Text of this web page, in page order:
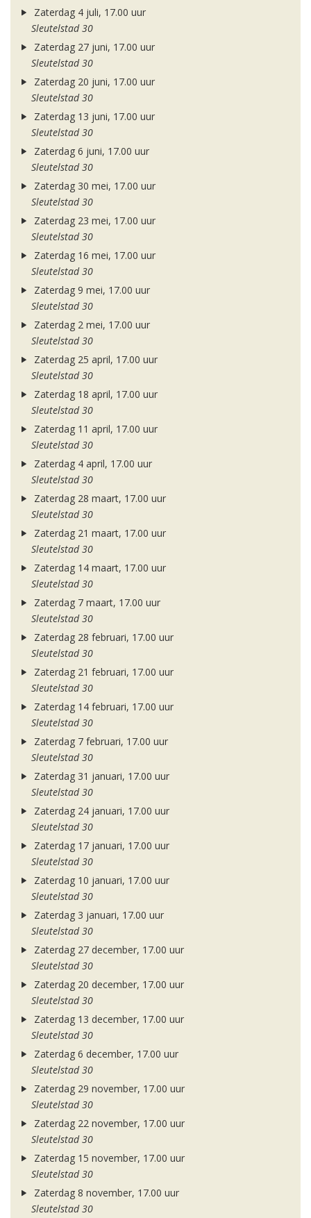
Zaterdag 4 juli, 17.00 uur
Sleutelstad 30
Zaterdag 27 juni, 17.00 uur
Sleutelstad 30
Zaterdag 20 juni, 17.00 uur
Sleutelstad 30
Zaterdag 13 juni, 17.00 uur
Sleutelstad 30
Zaterdag 6 juni, 17.00 uur
Sleutelstad 30
Zaterdag 30 mei, 17.00 uur
Sleutelstad 30
Zaterdag 23 mei, 17.00 uur
Sleutelstad 30
Zaterdag 16 mei, 17.00 uur
Sleutelstad 30
Zaterdag 9 mei, 17.00 uur
Sleutelstad 30
Zaterdag 2 mei, 17.00 uur
Sleutelstad 30
Zaterdag 25 april, 17.00 uur
Sleutelstad 30
Zaterdag 18 april, 17.00 uur
Sleutelstad 30
Zaterdag 11 april, 17.00 uur
Sleutelstad 30
Zaterdag 4 april, 17.00 uur
Sleutelstad 30
Zaterdag 28 maart, 17.00 uur
Sleutelstad 30
Zaterdag 21 maart, 17.00 uur
Sleutelstad 30
Zaterdag 14 maart, 17.00 uur
Sleutelstad 30
Zaterdag 7 maart, 17.00 uur
Sleutelstad 30
Zaterdag 28 februari, 17.00 uur
Sleutelstad 30
Zaterdag 21 februari, 17.00 uur
Sleutelstad 30
Zaterdag 14 februari, 17.00 uur
Sleutelstad 30
Zaterdag 7 februari, 17.00 uur
Sleutelstad 30
Zaterdag 31 januari, 17.00 uur
Sleutelstad 30
Zaterdag 24 januari, 17.00 uur
Sleutelstad 30
Zaterdag 17 januari, 17.00 uur
Sleutelstad 30
Zaterdag 10 januari, 17.00 uur
Sleutelstad 30
Zaterdag 3 januari, 17.00 uur
Sleutelstad 30
Zaterdag 27 december, 17.00 uur
Sleutelstad 30
Zaterdag 20 december, 17.00 uur
Sleutelstad 30
Zaterdag 13 december, 17.00 uur
Sleutelstad 30
Zaterdag 6 december, 17.00 uur
Sleutelstad 30
Zaterdag 29 november, 17.00 uur
Sleutelstad 30
Zaterdag 22 november, 17.00 uur
Sleutelstad 30
Zaterdag 15 november, 17.00 uur
Sleutelstad 30
Zaterdag 8 november, 17.00 uur
Sleutelstad 30